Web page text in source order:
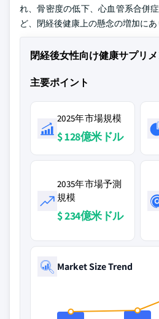
れ、骨密度の低下、心血管系合併
ど、閉経後健康上の懸念の増加にあ
閉経後女性向け健康サプリ
主要ポイント
2025年市場規模
$ 128億米ドル
2035年市場予測
規模
$ 234億米ドル
Market Size Trend